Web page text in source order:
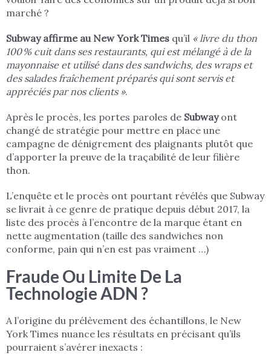
marché ?
Subway affirme au New York Times qu’il « livre du thon
100 % cuit dans ses restaurants, qui est mélangé à de la
mayonnaise et utilisé dans des sandwichs, des wraps et
des salades fraîchement préparés qui sont servis et
appréciés par nos clients ».
Après le procès, les portes paroles de Subwayont
changé de stratégie pour mettre en place une
campagne de dénigrement des plaignants plutôt que
d’apporter la preuve de la traçabilité de leur filière
thon.
L’enquête et le procès ont pourtant révélés que Subway
se livrait à ce genre de pratique depuis début 2017, la
liste des procès à l’encontre de la marque étant en
nette augmentation (taille des sandwiches non
conforme, pain qui n’en est pas vraiment …)
Fraude Ou Limite De La
Technologie ADN ?
A l’origine du prélèvement des échantillons, le New
York Times nuance les résultats en précisant qu’ils
pourraient s’avérer inexacts :